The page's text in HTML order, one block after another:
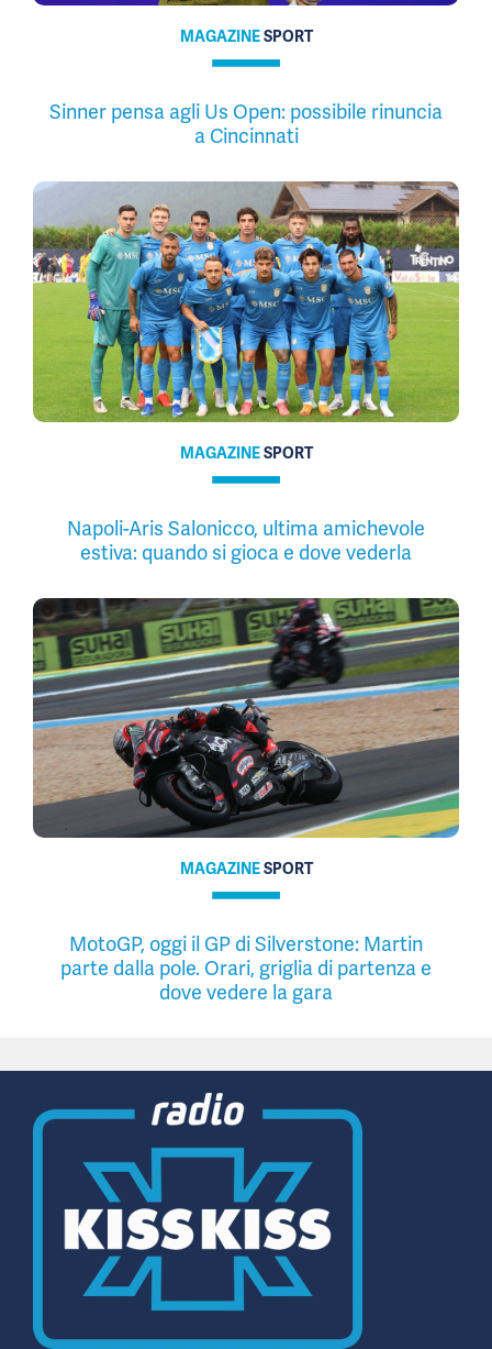
MAGAZINESPORT
Sinner pensa agli Us Open: possibile rinuncia
a Cincinnati
MAGAZINESPORT
Napoli-Aris Salonicco, ultima amichevole
estiva: quando si gioca e dove vederla
MAGAZINESPORT
MotoGP, oggi il GP di Silverstone: Martin
parte dalla pole. Orari, griglia di partenza e
dove vedere la gara